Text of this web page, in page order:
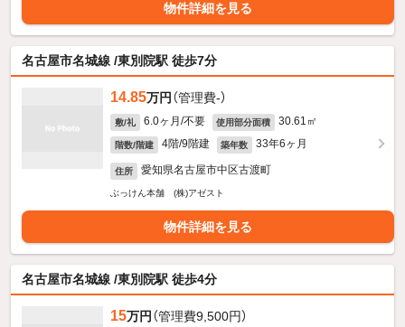
物件詳細を見る
名古屋市名城線 /東別院駅 徒歩7分
14.85万円 （管理費-）
敷/礼 6.0ヶ月/不要 使用部分面積 30.61㎡
階数/階建 4階/9階建 築年数 33年6ヶ月
住所 愛知県名古屋市中区古渡町
ぶっけん本舗 (株)アゼスト
物件詳細を見る
名古屋市名城線 /東別院駅 徒歩4分
15万円 （管理費9,500円）